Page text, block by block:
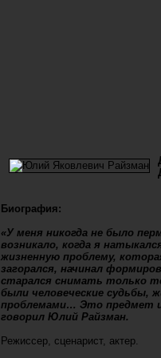
Биография:
«У меня никогда не было
возникало, когда я
жизненную проблему,
загорался, начинал
старался снимать только
были человеческие судьбы,
проблемами… Это предмет
говорил Юлий Райзман.
Режиссер, сценарист, актер.